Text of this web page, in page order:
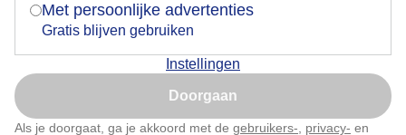
Met persoonlijke advertenties
Gratis blijven gebruiken
Instellingen
Doorgaan
Als je doorgaat, ga je akkoord met de gebruikers- privacy- en
Een koe en een regenboog vanmiddag
Nu niet, misschien later
Klik hierom dit aan te passen